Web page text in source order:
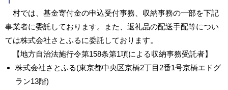
村では、基金寄付金の申込受付事務、収納事務の一部を下記
事業者に委託しております。また、返礼品の配送手配等につい
ては株式会社さとふるに委託しております。
【地方自治法施行令第158条第1項による収納事務受託者】
株式会社さとふる(東京都中央区京橋2丁目2番1号京橋エドグ
ラン13階)